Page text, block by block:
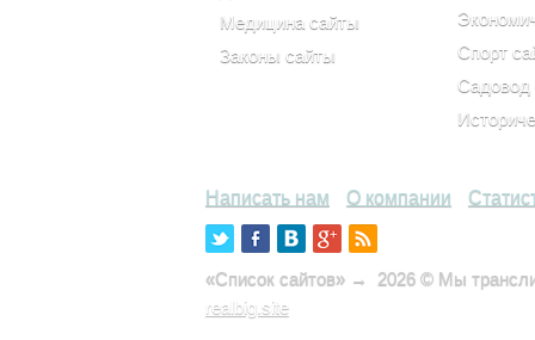
Медицина сайты
Законы сайты
Спорт
Садовод
Написать нам О компании
«Список сайтов» → 2026 © Мы
realbig.site